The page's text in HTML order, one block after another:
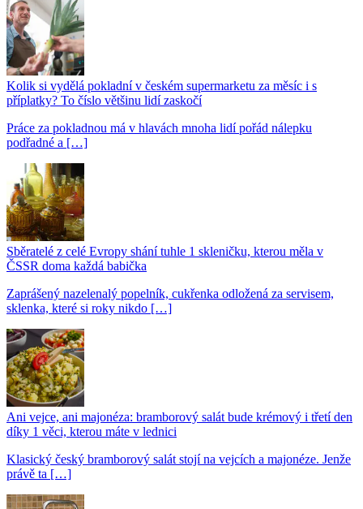
Kolik si vydělá pokladní v českém supermarketu za měsíc i s
příplatky? To číslo většinu lidí zaskočí
Práce za pokladnou má v hlavách mnoha lidí pořád nálepku
podřadné a […]
Sběratelé z celé Evropy shání tuhle 1 skleničku, kterou měla v
ČSSR doma každá babička
Zaprášený nazelenalý popelník, cukřenka odložená za servisem,
sklenka, které si roky nikdo […]
Ani vejce, ani majonéza: bramborový salát bude krémový i třetí den
díky 1 věci, kterou máte v lednici
Klasický český bramborový salát stojí na vejcích a majonéze. Jenže
právě ta […]